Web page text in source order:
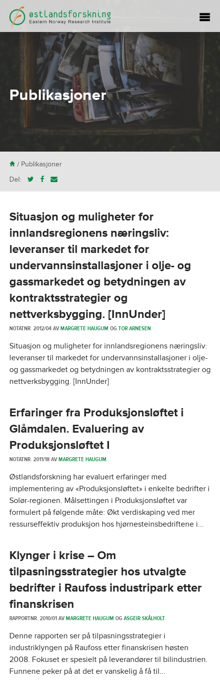
Publikasjoner
H/ Publikasjoner
Del:
Situasjon og muligheter for
innlandsregionens næringsliv:
leveranser til markedet for
undervannsinstallasjoner i olje- og
gassmarkedet og betydningen av
kontraktsstrategier og
nettverksbygging. [InnUnder]
NOTATNR. 2012/04 AVMARGRETE HAUGUM OGTOR ARNESEN
Situasjon og muligheter for innlandsregionens næringsliv:
leveranser til markedet for undervannsinstallasjoner i olje-
og gassmarkedet og betydningen av kontraktsstrategier og
nettverksbygging. [InnUnder]
Erfaringer fra Produksjonsløftet i
Glåmdalen. Evaluering av
Produksjonsløftet I
NOTATNR. 2011/18 AVMARGRETE HAUGUM
Østlandsforskning har evaluert erfaringer med
implementering av «Produksjonsløftet» i enkelte bedrifter i
Solør-regionen. Målsettingen i Produksjonsløftet var
formulert på følgende måte: Økt verdiskaping ved mer
ressurseffektiv produksjon hos hjørnesteinsbedriftene i...
Klynger i krise – Om
tilpasningsstrategier hos utvalgte
bedrifter i Raufoss industripark etter
finanskrisen
RAPPORTNR. 2010/01 AVMARGRETE HAUGUM OGASGEIR SKÅLHOLT
Denne rapporten ser på tilpasningsstrategier i
industriklyngen på Raufoss etter finanskrisen høsten
2008. Fokuset er spesielt på leverandører til bilindustrien.
Funnene peker på at det er vanskelig å få til...